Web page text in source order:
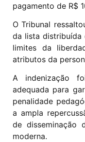
pagamento de R$
O Tribunal
da lista distribuída
limites da
atributos da
A indenização
adequada para
penalidade
a ampla
de disseminação
moderna.